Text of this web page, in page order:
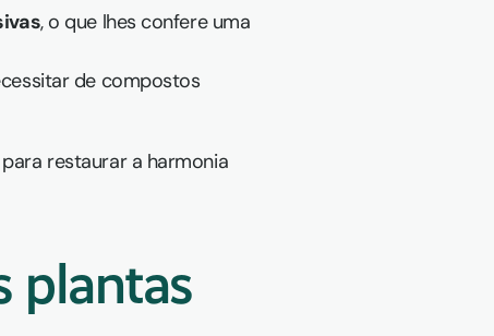
, o que lhes confere uma
de compostos
para restaurar a harmonia
plantas